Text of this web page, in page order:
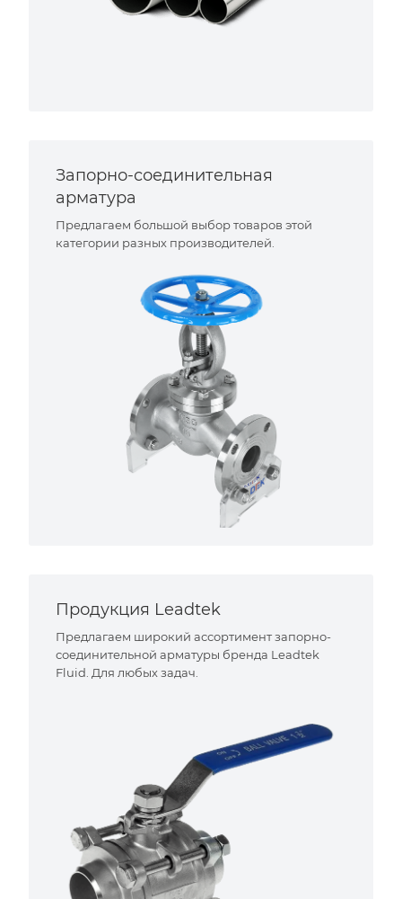
Запорно-соединительная
арматура
Предлагаем большой выбор товаров этой
категории разных производителей.
Продукция Leadtek
Предлагаем широкий ассортимент запорно-
соединительной арматуры бренда Leadtek
Fluid. Для любых задач.